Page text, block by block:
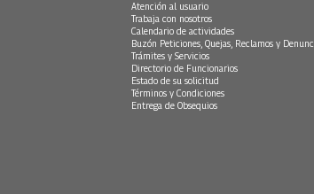
Atención al usuario
Trabaja con nosotros
Calendario de actividades
Buzón Peticiones, Quejas, Reclamos y
Trámites y Servicios
Directorio de Funcionarios
Estado de su solicitud
Términos y Condiciones
Entrega de Obsequios